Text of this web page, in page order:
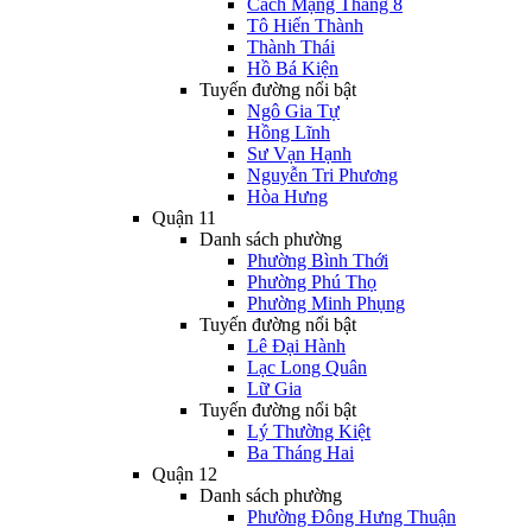
Cách Mạng Tháng 8
Tô Hiến Thành
Thành Thái
Hồ Bá Kiện
Tuyến đường nổi bật
Ngô Gia Tự
Hồng Lĩnh
Sư Vạn Hạnh
Nguyễn Tri Phương
Hòa Hưng
Quận 11
Danh sách phường
Phường Bình Thới
Phường Phú Thọ
Phường Minh Phụng
Tuyến đường nổi bật
Lê Đại Hành
Lạc Long Quân
Lữ Gia
Tuyến đường nổi bật
Lý Thường Kiệt
Ba Tháng Hai
Quận 12
Danh sách phường
Phường Đông Hưng Thuận